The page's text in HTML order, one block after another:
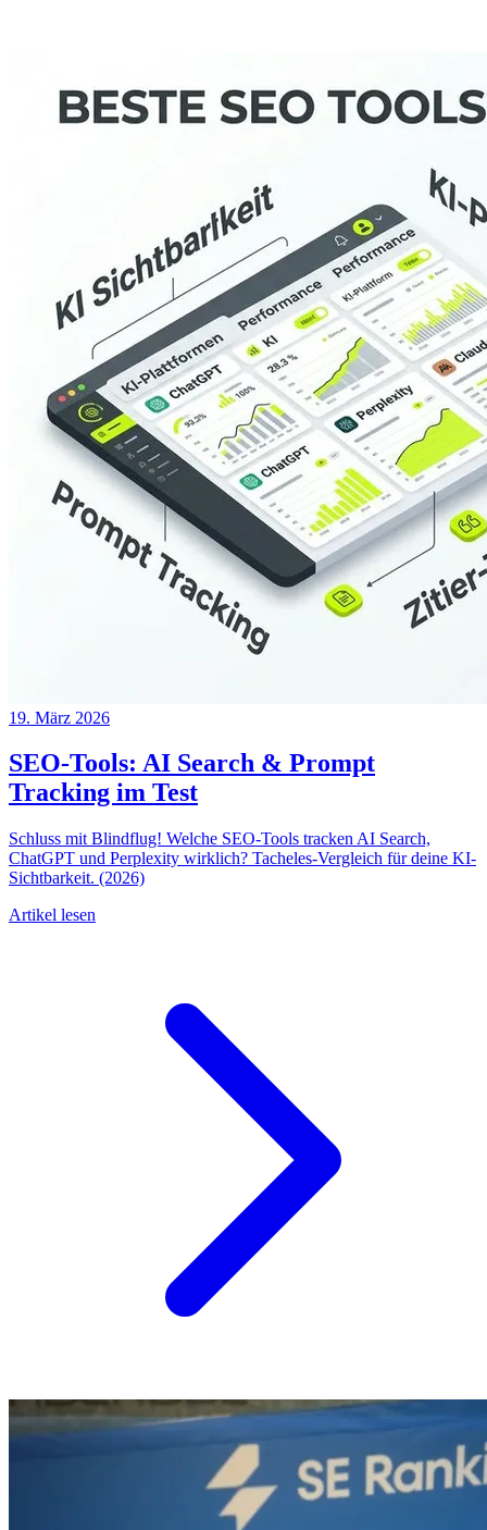
19. März 2026
SEO-Tools: AI Search & Prompt
Tracking im Test
Schluss mit Blindflug! Welche SEO-Tools tracken AI Search,
ChatGPT und Perplexity wirklich? Tacheles-Vergleich für deine KI-
Sichtbarkeit. (2026)
Artikel lesen